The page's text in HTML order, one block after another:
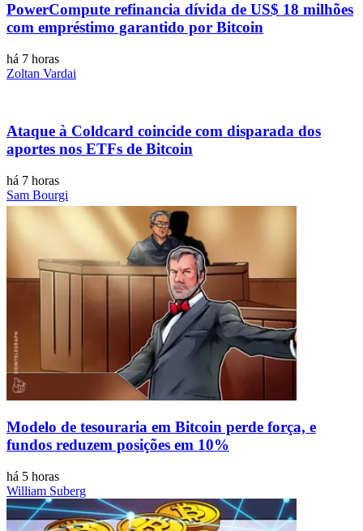
PowerCompute refinancia dívida de US$ 18 milhões
com empréstimo garantido por Bitcoin
há 7 horas
Zoltan Vardai
Ataque à Coldcard coincide com disparada dos
aportes nos ETFs de Bitcoin
há 7 horas
Sam Bourgi
Modelo de tesouraria em Bitcoin perde força, e
fundos reduzem posições em 10%
há 5 horas
William Suberg